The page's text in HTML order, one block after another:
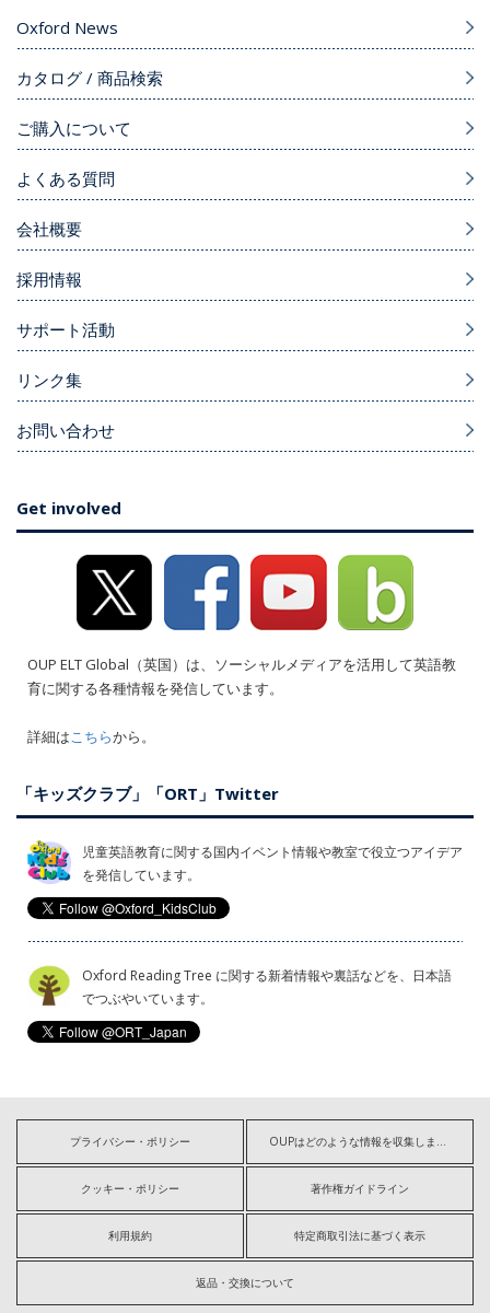
Oxford News
カタログ / 商品検索
ご購入について
よくある質問
会社概要
採用情報
サポート活動
リンク集
お問い合わせ
Get involved
OUP ELT Global（英国）は、ソーシャルメディアを活用して英語教
育に関する各種情報を発信しています。
詳細はこちらから。
「キッズクラブ」「ORT」Twitter
児童英語教育に関する国内イベント情報や教室で役立つアイデア
を発信しています。
Oxford Reading Tree に関する新着情報や裏話などを、日本語
でつぶやいています。
プライバシー・ポリシー OUPはどのような情報を収集しますか?
クッキー・ポリシー 著作権ガイドライン
利用規約 特定商取引法に基づく表示
返品・交換について